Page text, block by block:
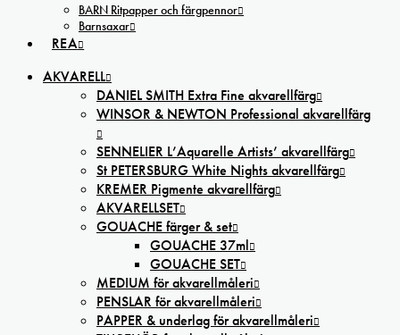
BARN Ritpapper och färgpennor
Barnsaxar
REA
AKVARELL
DANIEL SMITH Extra Fine akvarellfärg
WINSOR & NEWTON Professional akvarellfärg
SENNELIER L’Aquarelle Artists’ akvarellfärg
St PETERSBURG White Nights akvarellfärg
KREMER Pigmente akvarellfärg
AKVARELLSET
GOUACHE färger & set
GOUACHE 37ml
GOUACHE SET
MEDIUM för akvarellmåleri
PENSLAR för akvarellmåleri
PAPPER & underlag för akvarellmåleri